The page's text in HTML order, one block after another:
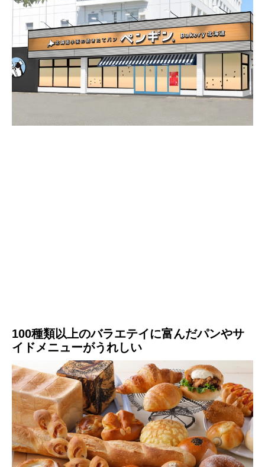
100種類以上のバラエテイに富んだパンやサ
イドメニューがうれしい